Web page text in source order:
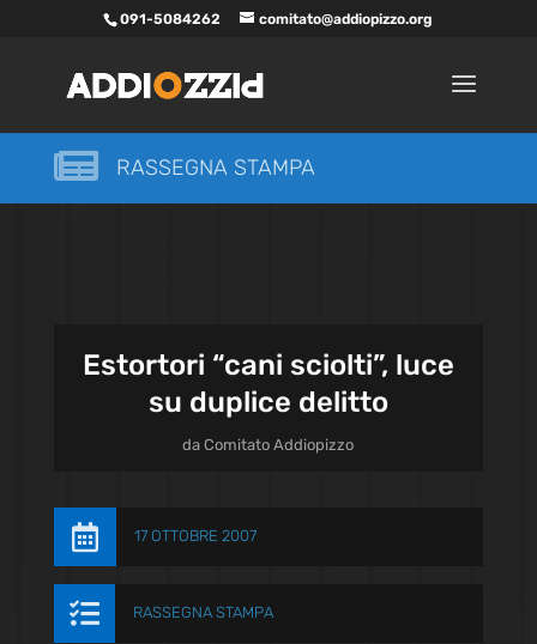
091-5084262 comitato@addiopizzo.org
 RASSEGNA STAMPA
Estortori “cani sciolti”, luce
su duplice delitto
daComitato Addiopizzo
 17 OTTOBRE 2007
 RASSEGNA STAMPA